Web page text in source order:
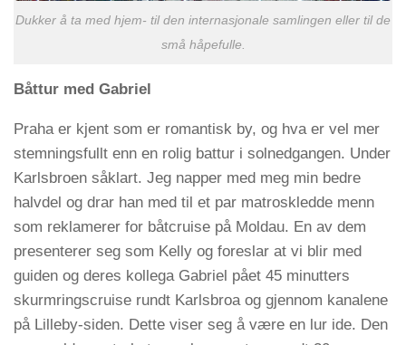
Dukker å ta med hjem- til den internasjonale samlingen eller til de
små håpefulle.
Båttur med Gabriel
Praha er kjent som er romantisk by, og hva er vel mer
stemningsfullt enn en rolig battur i solnedgangen. Under
Karlsbroen såklart. Jeg napper med meg min bedre
halvdel og drar han med til et par matroskledde menn
som reklamerer for båtcruise på Moldau. En av dem
presenterer seg som Kelly og foreslar at vi blir med
guiden og deres kollega Gabriel pået 45 minutters
skurmringscruise rundt Karlsbroa og gjennom kanalene
på Lilleby-siden. Dette viser seg å være en lur ide. Den